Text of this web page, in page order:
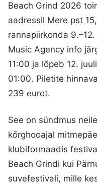
Beach Grind 2026
aadressil Mere pst
rannapiirkonda
Music Agency info
11:00 ja lõpeb 12.
01:00. Piletite
239 eurot.
See on sündmus
kõrghooajal
klubiformaadis
Beach Grindi kui
suvefestivali, mille